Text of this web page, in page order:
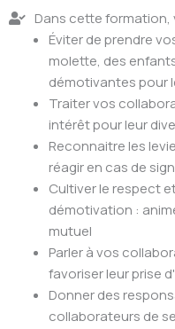
Dans cette
Éviter de prendre
molette, des
démotivantes pour
Traiter vos
intérêt pour leur
Reconnaitre les
réagir en cas de
Cultiver le respect
démotivation :
mutuel
Parler à vos
favoriser leur prise
Donner des
collaborateurs de